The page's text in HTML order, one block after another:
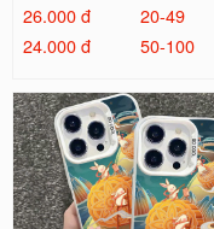
26.000 đ
20-49
24.000 đ
50-100